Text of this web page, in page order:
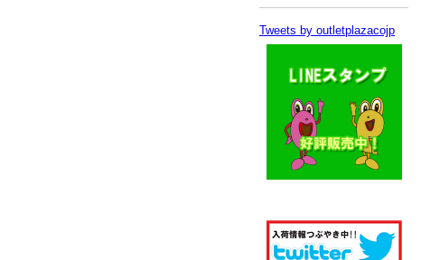
Tweets by outletplazacojp